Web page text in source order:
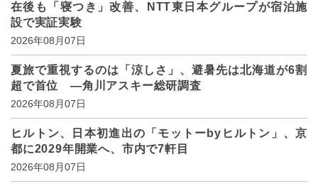
在後も「寝つき」改善、NTT東日本グループが宿泊施
設で実証実験
2026年08月07日
夏旅で重視するのは「涼しさ」、避暑先は北海道が6割
超で首位 ―角川アスキー総研調査
2026年08月07日
ヒルトン、日本初進出の「モットーbyヒルトン」、京
都に2029年開業へ、市内で7軒目
2026年08月07日